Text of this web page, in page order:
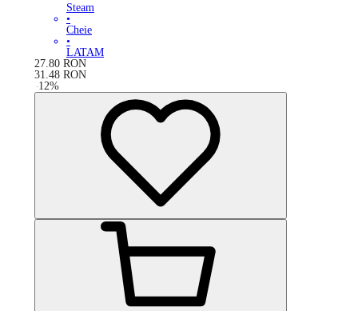
Steam
•
Cheie
•
LATAM
27.80 RON
31.48 RON
-12%